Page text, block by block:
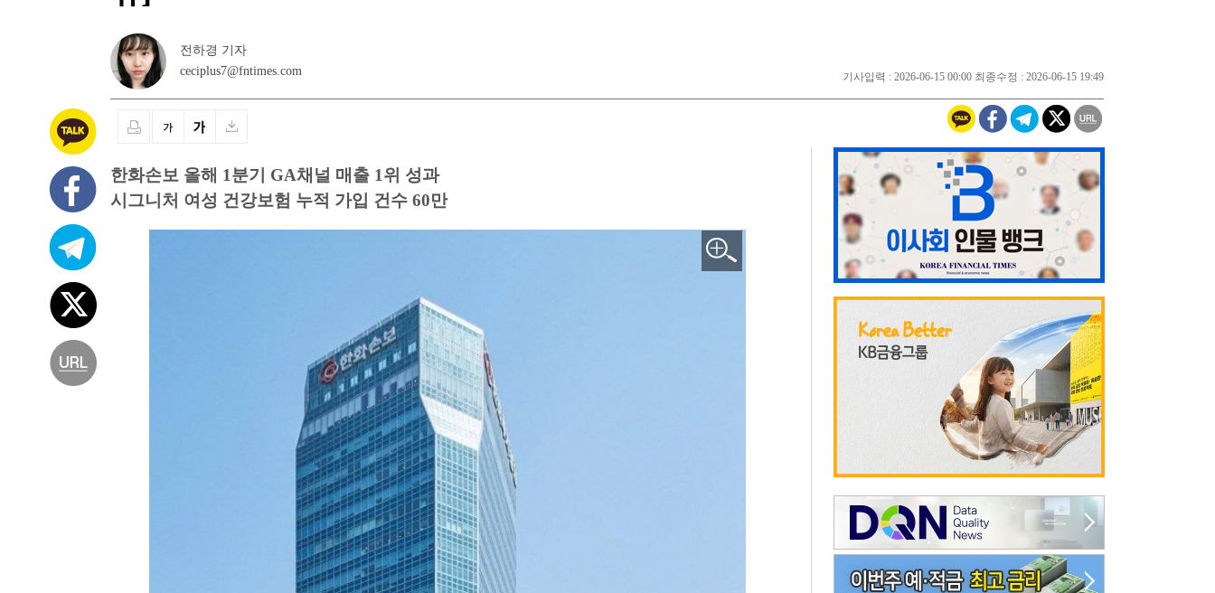
전하경 기자
ceciplus7@fntimes.com
기사입력 : 2026-06-15 00:00 최종수정 : 2026-06-15 19:49
한화손보 올해 1분기 GA채널 매출 1위 성과
시그니처 여성 건강보험 누적 가입 건수 60만